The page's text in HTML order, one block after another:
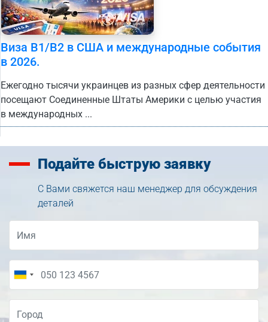
Виза B1/B2 в США и международные события
в 2026.
Ежегодно тысячи украинцев из разных сфер деятельности
посещают Соединенные Штаты Америки с целью участия
в международных ...
Подайте быструю заявку
С Вами свяжется наш менеджер для обсуждения
деталей